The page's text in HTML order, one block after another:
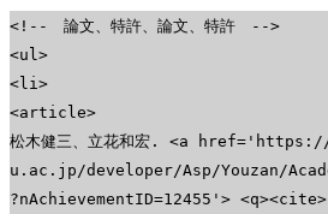
<!-- 論文、特許、論文、特許 -->
<ul>
<li>
<article>
松木健三、立花和宏. <a
u.ac.jp/developer/Asp/Youzan/
?nAchievementID=12455'> <q><cite>